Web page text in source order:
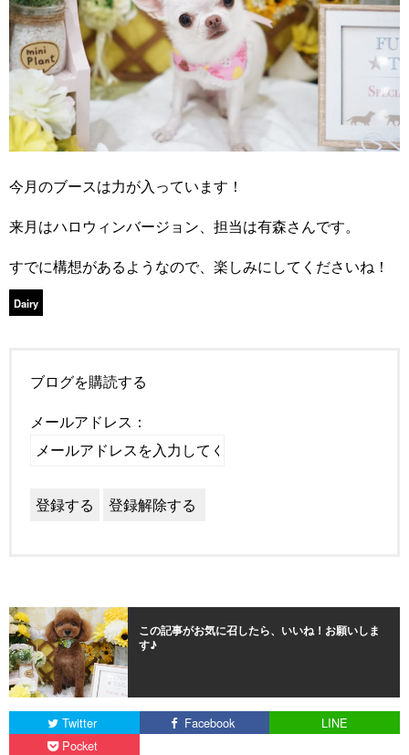
今月のブースは力が入っています！
来月はハロウィンバージョン、担当は有森さんです。
すでに構想があるようなので、楽しみにしてくださいね！
Dairy
ブログを購読する
メールアドレス：
この記事がお気に召したら、いいね！お願いしま
す♪
Twitter Facebook
LINE
Pocket